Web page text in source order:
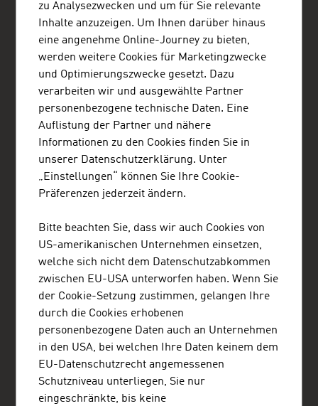
Österreichische Botschaft - Handelsabteilung
ADVANTAGE AUSTRIA Berlin
Stauffenbergstraße 1
10785 Berlin
+49 30 25 75 75-0
berlin@advantageaustria.org
ADVANTAGE AUSTRIA München
Ludwigstraße 19
80539 München
Deutschland
zu Analysezwecken und um für Sie relevante
Inhalte anzuzeigen. Um Ihnen darüber hinaus
eine angenehme Online-Journey zu bieten,
werden weitere Cookies für Marketingzwecke
und Optimierungszwecke gesetzt. Dazu
verarbeiten wir und ausgewählte Partner
personenbezogene technische Daten. Eine
Auflistung der Partner und nähere
Informationen zu den Cookies finden Sie in
unserer Datenschutzerklärung. Unter
„Einstellungen“ können Sie Ihre Cookie-
Präferenzen jederzeit ändern.
Bitte beachten Sie, dass wir auch Cookies von
US-amerikanischen Unternehmen einsetzen,
welche sich nicht dem Datenschutzabkommen
zwischen EU-USA unterworfen haben. Wenn Sie
der Cookie-Setzung zustimmen, gelangen Ihre
durch die Cookies erhobenen
personenbezogene Daten auch an Unternehmen
in den USA, bei welchen Ihre Daten keinem dem
EU-Datenschutzrecht angemessenen
Schutzniveau unterliegen, Sie nur
eingeschränkte, bis keine